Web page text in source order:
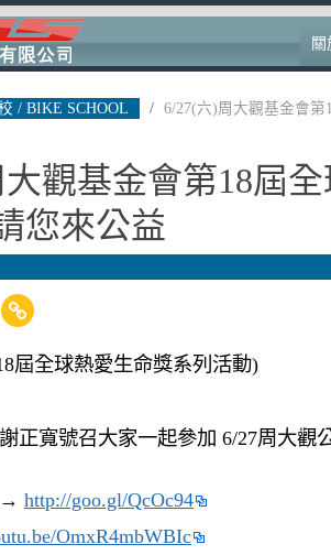
關
/ BIKE SCHOOL / 6/27(六)周大觀基金會
觀基金會第18屆
您來公益
屆全球熱愛生命獎系列活動)
正寬號召大家一起參加 6/27周大觀
→ http://goo.gl/QcOc94
OmxR4mbWBIc